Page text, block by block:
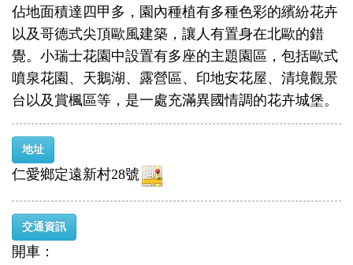
佔地面積達四甲多，園內種植有多種色彩的繽紛花卉
以及哥德式尖頂歐風建築，讓人有置身在北歐的錯
覺。小瑞士花園中設置有多座的主題園區，包括歐式
噴泉花園、天鵝湖、露營區、印地安花屋、清境觀景
台以及賞楓區等，是一處充滿異國情調的花卉城堡。
地址
仁愛鄉定遠新村28號
交通資訊
開車：